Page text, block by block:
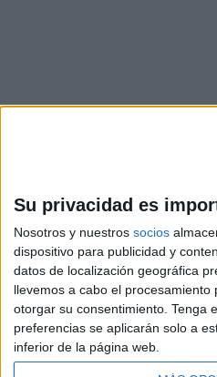
Su privacidad es
Nosotros y nuestros socios
dispositivo para publicidad y
datos de localización geográfica
llevemos a cabo el
otorgar su consentimiento. Tenga
preferencias se aplicarán solo a
inferior de la página web.